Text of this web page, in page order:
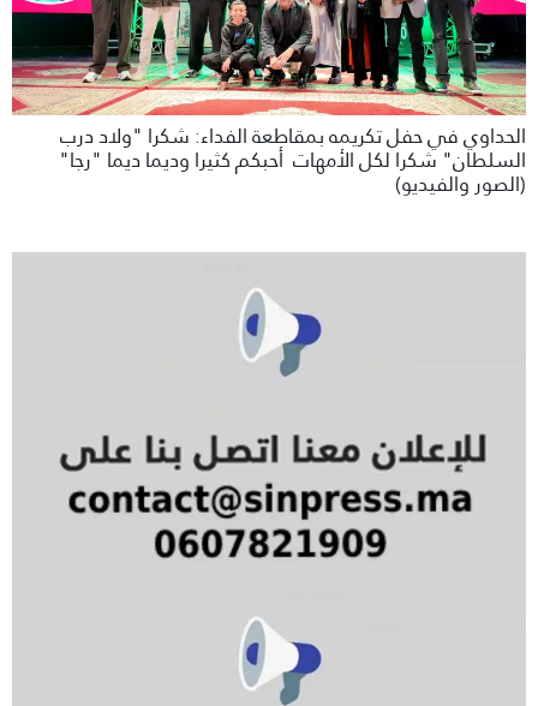
الحداوي في حفل تكريمه بمقاطعة الفداء: شكرا "ولاد درب
السلطان" شكرا لكل الأمهات أحبكم كثيرا وديما ديما "رجا"
(الصور والفيديو)